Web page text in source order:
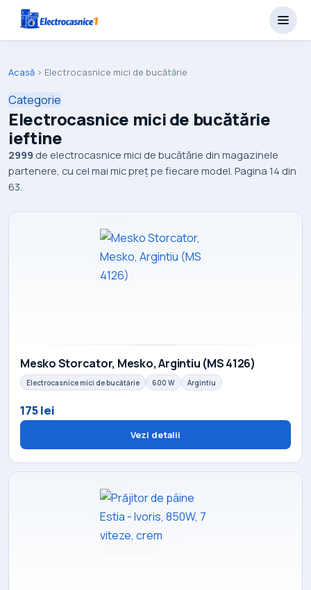
Acasă › Electrocasnice mici de bucătărie
Categorie
Electrocasnice mici de bucătărie
ieftine
2999 de electrocasnice mici de bucătărie din magazinele
partenere, cu cel mai mic preț pe fiecare model. Pagina 14 din
63.
Mesko Storcator, Mesko, Argintiu (MS 4126)
Electrocasnice mici de bucătărie 600 W Argintiu
175 lei
Vezi detalii